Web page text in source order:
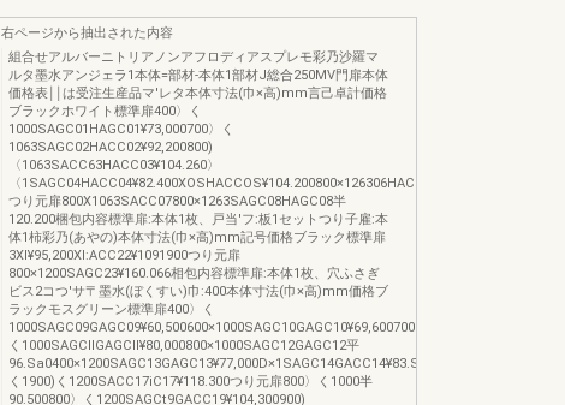
右ページから抽出された内容
組合せアルバーニトリアノンアフロディアスプレモ彩乃沙羅マ
ルタ墨水アンジェラ1本体=部材‐本体1部材J総合250MV門扉本体
価格表￨￨は受注生産品マ'レタ本体寸法(巾×高)mm言己卓計価格
ブラックホワイト標準扉400〉く
1000SAGC01HAGC01¥73,000700〉く
1063SAGC02HACC02¥92,200800)
〈1063SACC63HACC03¥104.260〉
〈1SAGC04HACC04¥82.400XOSHACCOS¥104.200800×126306HACC06¥120.200
つり元扉800X1063SACC07800×1263SAGC08HAGC08半
120.200梱包内容標準扉:本体1枚、戸当'フ:板1セットつり子雇:本
体1柿彩乃(あやの)本体寸法(巾×高)mm記号価格ブラック標準扉
3Xl¥95,200Xl:ACC22¥1091900つり元扉
800×1200SAGC23¥160.066相包内容標準扉:本体1枚、穴ふさぎ
ビス2コつ'サ〒墨水(ぼくすい)巾:400本体寸法(巾×高)mm価格ブ
ラックモスグリーン標準扉400〉く
1000SAGC09GAGC09¥60,500600×1000SAGC10GAGC10¥69,600700〉
く1000SAGCllGAGCll¥80,000800×1000SAGC12GAGC12平
96.Sa0400×1200SAGC13GAGC13¥77,000D×1SAGC14GACC14¥83.S80×1GAGCiS¥90.500800)
く1900)く1200SACC17iC17¥118.300つり元扉800〉く1000半
90.500800〉く1200SAGCt9GACC19¥104,300900)